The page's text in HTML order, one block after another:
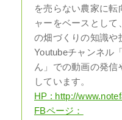
を売らない農家に転
ャーをベースとして
の畑づくりの知識や
Youtubeチャンネル
ん」での動画の発信
しています。
HP : http://
FBページ：